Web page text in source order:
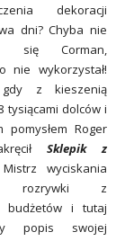
dekoracji
dni? Chyba nie
się Corman,
nie wykorzystał!
z kieszenią
tysiącami dolców i
pomysłem Roger
Sklepik z
wyciskania
rozrywki z
budżetów i tutaj
popis swojej